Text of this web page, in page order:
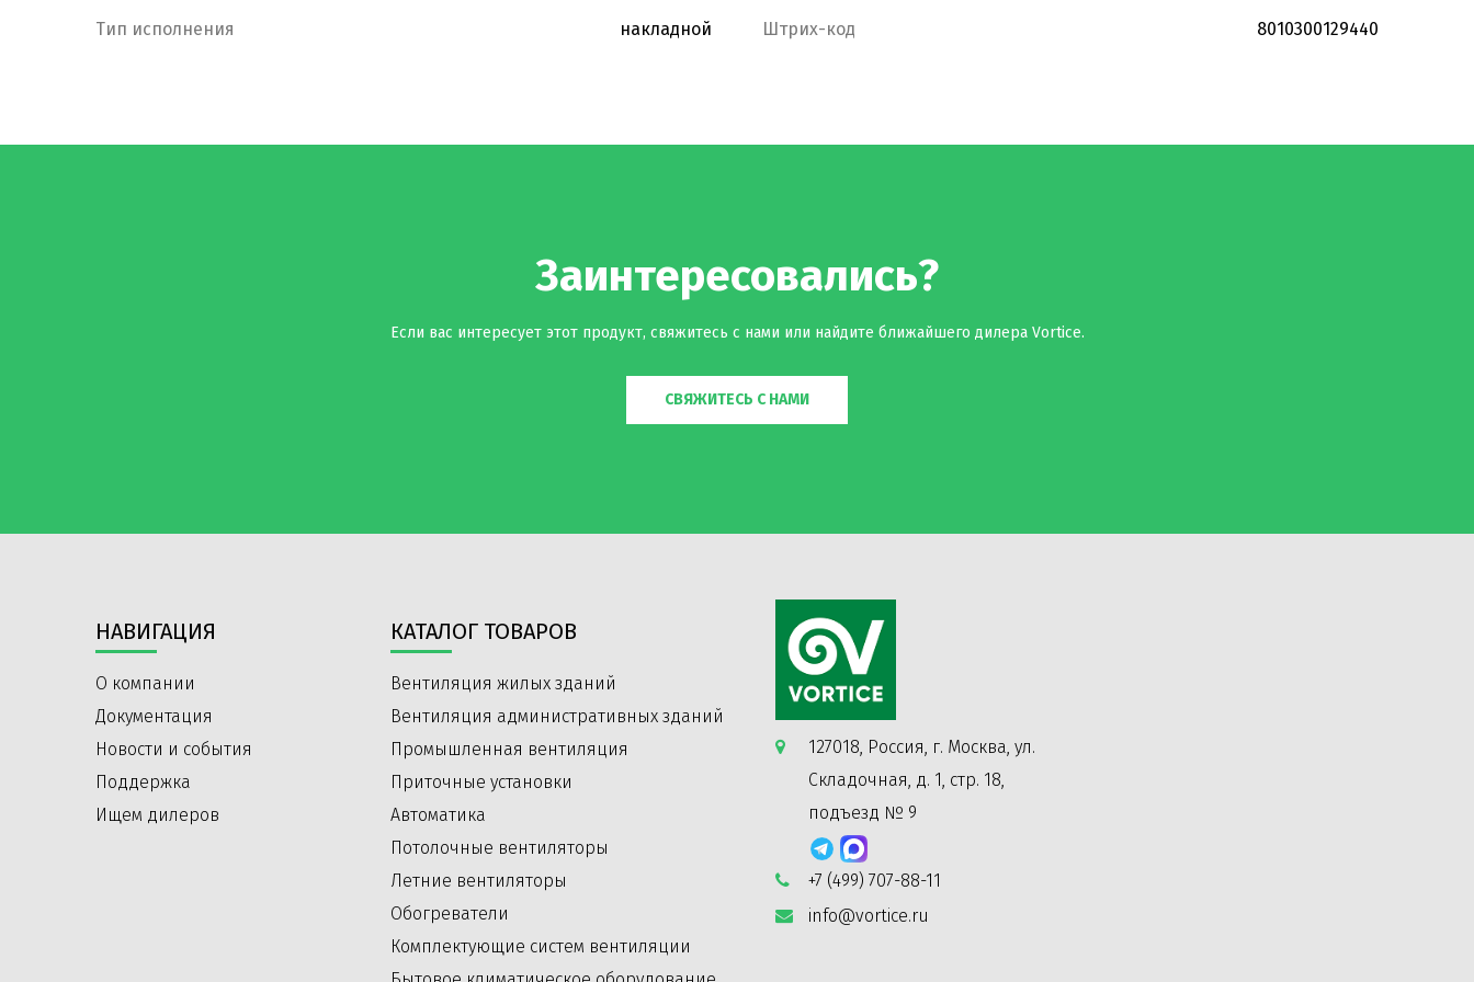
Тип исполнения накладной Штрих-код 8010300129440
Заинтересовались?
Если вас интересует этот продукт, свяжитесь с нами или найдите ближайшего дилера Vortice.
СВЯЖИТЕСЬ С НАМИ
НАВИГАЦИЯ
О компании
Документация
Новости и события
Поддержка
Ищем дилеров
КАТАЛОГ ТОВАРОВ
Вентиляция жилых зданий
Вентиляция административных зданий
Промышленная вентиляция
Приточные установки
Автоматика
Потолочные вентиляторы
Летние вентиляторы
Обогреватели
Комплектующие систем вентиляции
127018, Россия, г. Москва, ул.
Складочная, д. 1, стр. 18,
подъезд № 9
+7 (499) 707-88-11
info@vortice.ru